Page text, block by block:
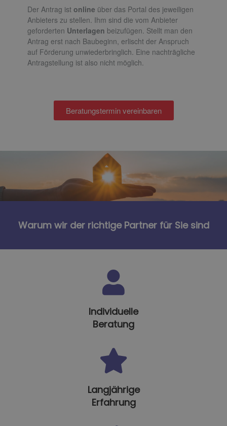
Der Antrag istonline über das Portal des jeweiligen
Anbieters zu stellen. Ihm sind die vom Anbieter
geforderten Unterlagen beizufügen. Stellt man den
Antrag erst nach Baubeginn, erlischt der Anspruch
auf Förderung unwiederbringlich. Eine nachträgliche
Antragstellung ist also nicht möglich.
Beratungstermin vereinbaren
Warum wir der richtige Partner für Sie sind
Individuelle
Beratung
Langjährige
Erfahrung